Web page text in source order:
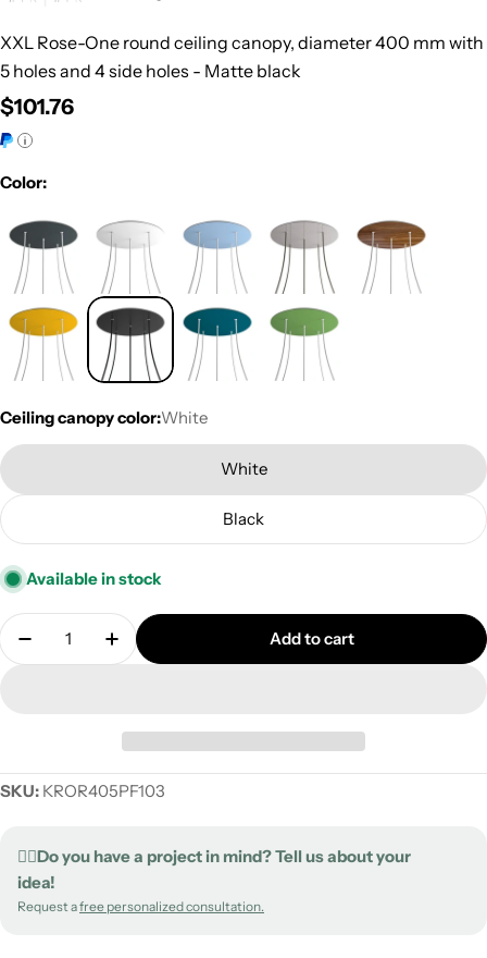
XXL Rose-One round ceiling canopy, diameter 400 mm with
5 holes and 4 side holes - Matte black
Regular
price
$101.76
Color:
Ceiling canopy color:White
White
Black
Available in stock
Quantity
Decrease quantity for XXL Rose-One round
Increase quantity for XXL Rose-One
Add to cart
SKU: KROR405PF103
✍🏻Do you have a project in mind? Tell us about your
idea!
Request afree personalized consultation.